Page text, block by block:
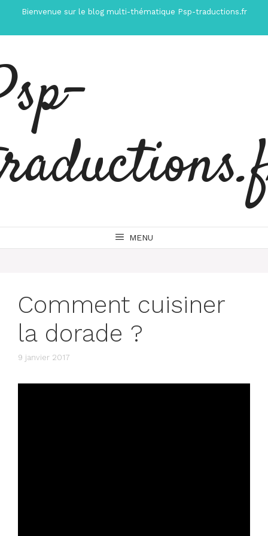
contenu
Bienvenue sur le blog multi-thématique Psp-traductions.fr
MENU
Comment cuisiner
la dorade ?
9 janvier 2017